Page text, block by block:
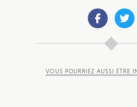
VOUS POURRIEZ AUSSI ÊTRE